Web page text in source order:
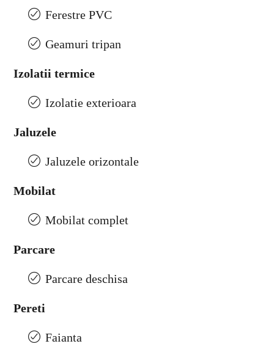
Ferestre PVC
Geamuri tripan
Izolatii termice
Izolatie exterioara
Jaluzele
Jaluzele orizontale
Mobilat
Mobilat complet
Parcare
Parcare deschisa
Pereti
Faianta